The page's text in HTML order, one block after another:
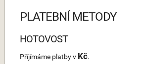
PLATEBNÍ METODY
HOTOVOST
Příjímáme platby v Kč.